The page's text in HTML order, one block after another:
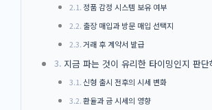
정품 감정 시스템 보유 여부
출장 매입과 방문 매입 선택지
거래 후 계약서 발급
지금 파는 것이 유리한 타이밍인지 판단
신형 출시 전후의 시세 변화
환율과 금 시세의 영향